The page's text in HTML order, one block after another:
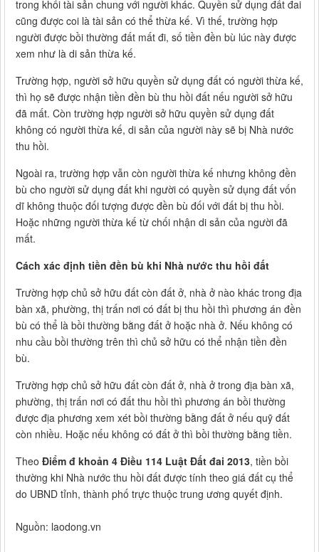
trong khối tài sản chung với người khác. Quyền sử dụng đất đai
cũng được coi là tài sản có thể thừa kế. Vì thế, trường hợp
người được bồi thường đất mất đi, số tiền đền bù lúc này được
xem như là di sản thừa kế.
Trường hợp, người sở hữu quyền sử dụng đất có người thừa kế,
thì họ sẽ được nhận tiền đền bù thu hồi đất nếu người sở hữu
đã mất. Còn trường hợp người sở hữu quyền sử dụng đất
không có người thừa kế, di sản của người này sẽ bị Nhà nước
thu hồi.
Ngoài ra, trường hợp vẫn còn người thừa kế nhưng không đền
bù cho người sử dụng đất khi người có quyền sử dụng đất vốn
dĩ không thuộc đối tượng được đền bù đối với đất bị thu hồi.
Hoặc những người thừa kế từ chối nhận di sản của người đã
mất.
Cách xác định tiền đền bù khi Nhà nước thu hồi đất
Trường hợp chủ sở hữu đất còn đất ở, nhà ở nào khác trong địa
bàn xã, phường, thị trấn nơi có đất bị thu hồi thì phương án đền
bù có thể là bồi thường bằng đất ở hoặc nhà ở. Nếu không có
nhu cầu bồi thường trên thì chủ sở hữu có thể nhận tiền đền
bù.
Trường hợp chủ sở hữu đất còn đất ở, nhà ở trong địa bàn xã,
phường, thị trấn nơi có đất thu hồi thì phương án bồi thường
được địa phương xem xét bồi thường bằng đất ở nếu quỹ đất
còn nhiều. Hoặc nếu không có đất ở thì bồi thường bằng tiền.
Theo Điểm đ khoản 4 Điều 114 Luật Đất đai 2013, tiền bồi
thường khi Nhà nước thu hồi đất được tính theo giá đất cụ thể
do UBND tỉnh, thành phố trực thuộc trung ương quyết định.
Nguồn: laodong.vn